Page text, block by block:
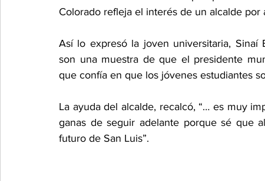
Colorado refleja el interés de un alcalde
Así lo expresó la joven universitaria, Sinaí
son una muestra de que el presidente
que confía en que los jóvenes estudiantes
La ayuda del alcalde, recalcó, “… es muy
ganas de seguir adelante porque sé que
futuro de San Luis”.